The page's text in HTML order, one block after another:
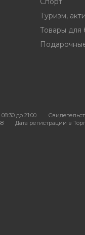
Туризм,
Товары для
до 21:00
Дата регистрации в